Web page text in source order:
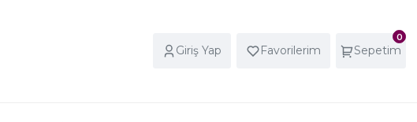
Giriş Yap Favorilerim
0
Sepetim